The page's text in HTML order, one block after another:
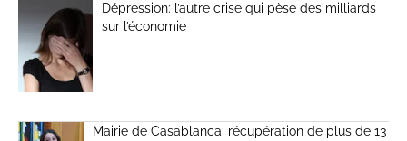
Dépression: l’autre crise qui pèse des milliards
sur l’économie
Mairie de Casablanca: récupération de plus de 13